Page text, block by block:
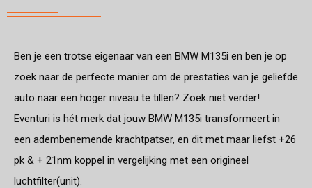
Ben je een trotse eigenaar van een BMW M135i en ben je op
zoek naar de perfecte manier om de prestaties van je geliefde
auto naar een hoger niveau te tillen? Zoek niet verder!
Eventuri is hét merk dat jouw BMW M135i transformeert in
een adembenemende krachtpatser, en dit met maar liefst +26
pk & + 21nm koppel in vergelijking met een origineel
luchtfilter(unit).